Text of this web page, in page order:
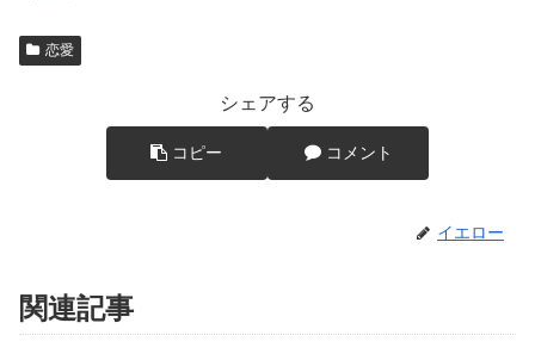
恋愛
シェアする
コピー コメント
イエロー
関連記事